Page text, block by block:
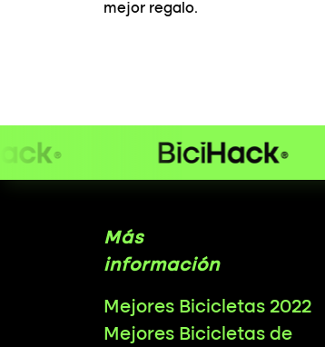
mejor regalo.
Más
información
Mejores Bicicletas 2022
Mejores Bicicletas de